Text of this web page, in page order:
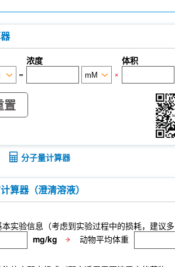
浓度
体积
=
×
置
分子量计算器
算器（澄清溶液）
实验信息（考虑到实验过程中的损耗，建议
mg/kg 动物平均体重